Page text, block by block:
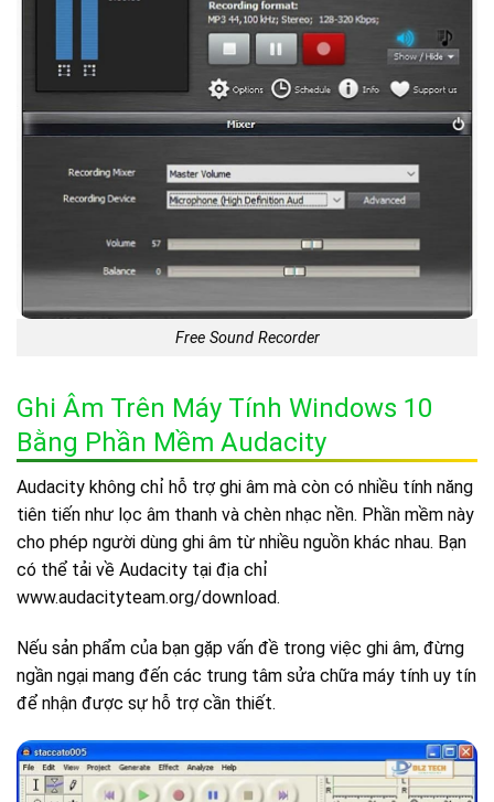
Free Sound Recorder
Ghi Âm Trên Máy Tính Windows 10
Bằng Phần Mềm Audacity
Audacity không chỉ hỗ trợ ghi âm mà còn có nhiều tính năng
tiên tiến như lọc âm thanh và chèn nhạc nền. Phần mềm này
cho phép người dùng ghi âm từ nhiều nguồn khác nhau. Bạn
có thể tải về Audacity tại địa chỉ
www.audacityteam.org/download.
Nếu sản phẩm của bạn gặp vấn đề trong việc ghi âm, đừng
ngần ngại mang đến các trung tâm sửa chữa máy tính uy tín
để nhận được sự hỗ trợ cần thiết.